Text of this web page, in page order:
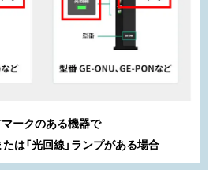
ークのある機器で
たは「光回線」ランプがある場合